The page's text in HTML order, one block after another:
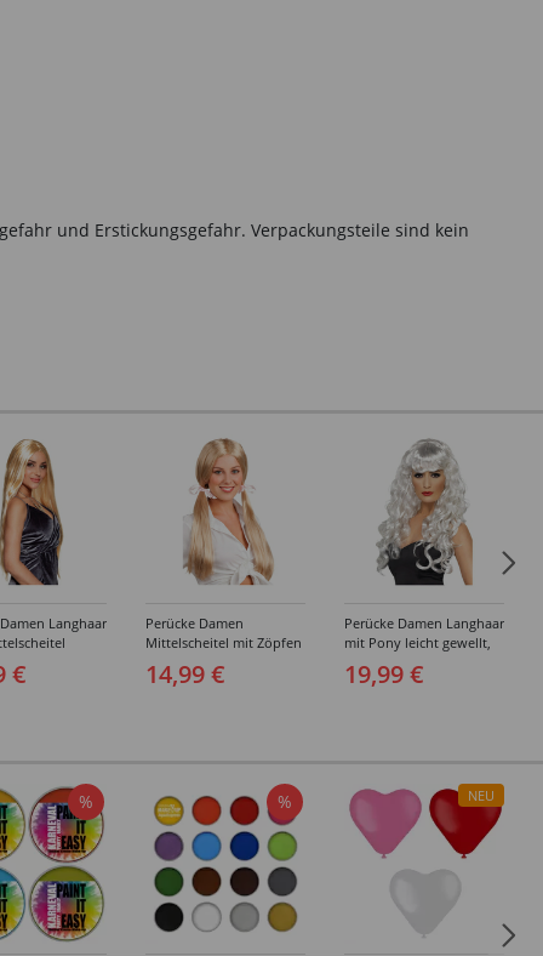
und Erstickungsgefahr. Verpackungsteile sind kein
Langhaar
€
Perücke Damen
Mittelscheitel mit Zöpfen
Schoolgirl, blond
14,99 €
Perücke Damen Langhaar
mit Pony leicht gewellt,
19,99 €
% % NEU